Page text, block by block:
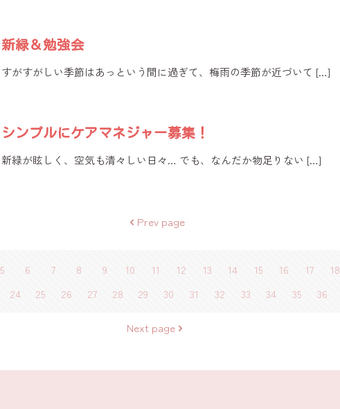
新緑＆勉強会
すがすがしい季節はあっという間に過ぎて、梅雨の季節が近づいて […]
シンプルにケアマネジャー募集！
新緑が眩しく、空気も清々しい日々… でも、なんだか物足りない […]
Prev page
5 6 7 8 9 10 11 12 13 14 15 16 17 18
24 25 26 27 28 29 30 31 32 33 34 35 36
Next page